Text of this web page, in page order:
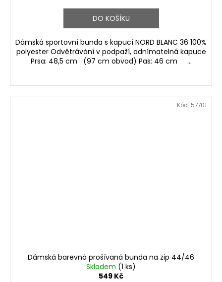
DO KOŠÍKU
Dámská sportovní bunda s kapucí NORD BLANC 36 100%
polyester Odvětrávání v podpaží, odnímatelná kapuce
Prsa: 48,5 cm (97 cm obvod) Pas: 46 cm ...
Dámská barevná prošívaná bunda na zip 44/46
Skladem (1 ks)
549 Kč
Kód: 57701